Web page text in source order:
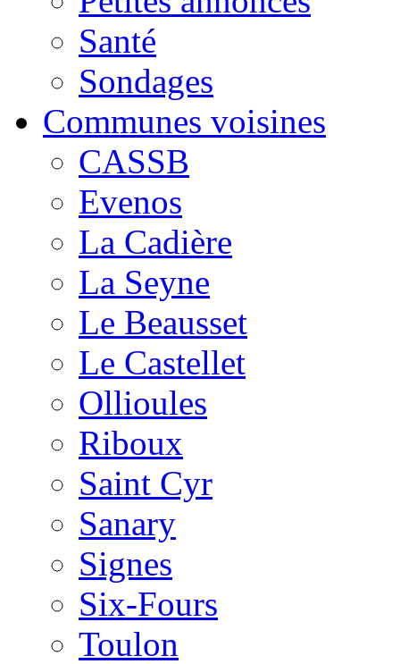
Santé
Sondages
Communes voisines
CASSB
Evenos
La Cadière
La Seyne
Le Beausset
Le Castellet
Ollioules
Riboux
Saint Cyr
Sanary
Signes
Six-Fours
Toulon